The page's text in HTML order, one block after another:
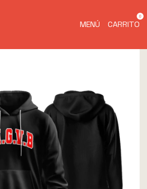
MENÚ CARRITO
0